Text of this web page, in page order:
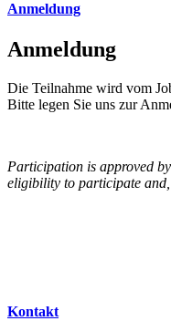
Anmeldung
Anmeldung
Die Teilnahme wird vom
Bitte legen Sie uns zur
Participation is approved
eligibility to participate
Kontakt